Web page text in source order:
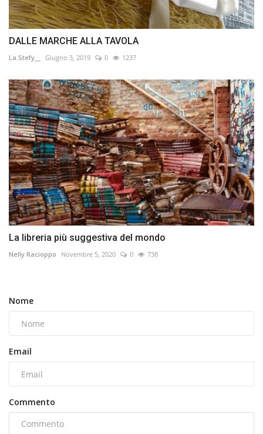
DALLE MARCHE ALLA TAVOLA
La.Stefy__ Giugno 3, 2019 0 1237
La libreria più suggestiva del mondo
Nelly Racioppo Novembre 5, 2020 0 738
Nome
Email
Commento